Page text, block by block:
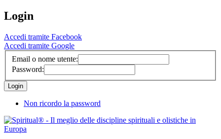
Login
Accedi tramite Facebook
Accedi tramite Google
Email o nome utente:
Password:
Non ricordo la password